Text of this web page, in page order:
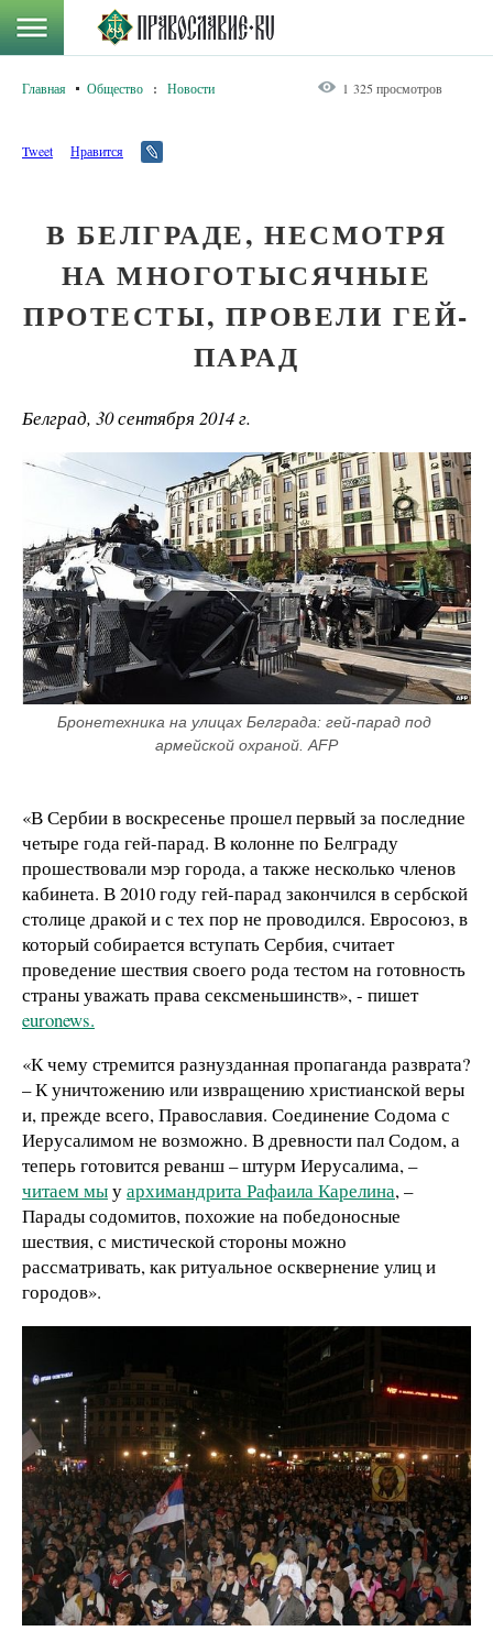
Главная Общество : Новости 1 325 просмотров
Tweet Нравится
В БЕЛГРАДЕ, НЕСМОТРЯ
НА МНОГОТЫСЯЧНЫЕ
ПРОТЕСТЫ, ПРОВЕЛИ ГЕЙ-
ПАРАД
Белград, 30 сентября 2014 г.
Бронетехника на улицах Белграда: гей-парад под
армейской охраной. AFP
«В Сербии в воскресенье прошел первый за последние
четыре года гей-парад. В колонне по Белграду
прошествовали мэр города, а также несколько членов
кабинета. В 2010 году гей-парад закончился в сербской
столице дракой и с тех пор не проводился. Евросоюз, в
который собирается вступать Сербия, считает
проведение шествия своего рода тестом на готовность
страны уважать права сексменьшинств», - пишет
euronews.
«К чему стремится разнузданная пропаганда разврата?
– К уничтожению или извращению христианской веры
и, прежде всего, Православия. Соединение Содома с
Иерусалимом не возможно. В древности пал Содом, а
теперь готовится реванш – штурм Иерусалима, –
читаем мыуархимандрита Рафаила Карелина, –
Парады содомитов, похожие на победоносные
шествия, с мистической стороны можно
рассматривать, как ритуальное осквернение улиц и
городов».